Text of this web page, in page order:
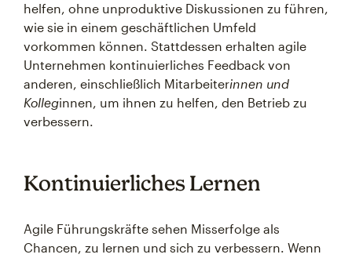
helfen, ohne unproduktive Diskussionen zu führen,
wie sie in einem geschäftlichen Umfeld
vorkommen können. Stattdessen erhalten agile
Unternehmen kontinuierliches Feedback von
anderen, einschließlich Mitarbeiterinnen und
Kolleginnen, um ihnen zu helfen, den Betrieb zu
verbessern.
Kontinuierliches Lernen
Agile Führungskräfte sehen Misserfolge als
Chancen, zu lernen und sich zu verbessern. Wenn